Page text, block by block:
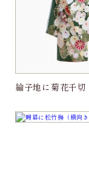
綸子地に菊花千切